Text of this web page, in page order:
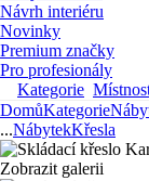
Návrh interiéru
Novinky
Premium značky
Pro profesionály
Kategorie
DomůKategorie
...NábytekKřesla
Zobrazit galerii